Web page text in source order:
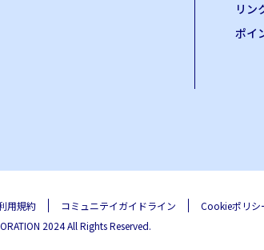
リン
ポイ
用規約 コミュニテイガイドライン
Cookieポリシ
2024 All Rights Reserved.